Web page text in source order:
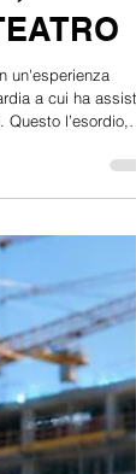
a cui ha
4 giugno
romanzo di
in carne e ossa,